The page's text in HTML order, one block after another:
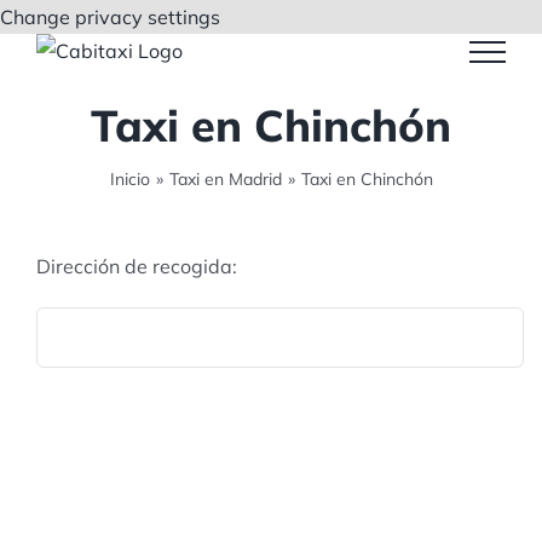
Change privacy settings
Taxi en Chinchón
Inicio » Taxi en Madrid » Taxi en Chinchón
Dirección de recogida: